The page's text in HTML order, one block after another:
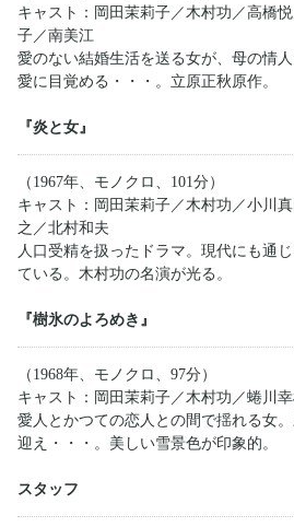
キャスト：岡田茉莉子／木村功／高橋
子／南美江
愛のない結婚生活を送る女が、母の情
愛に目覚める・・・。立原正秋原作。
『炎と女』
（1967年、モノクロ、101分）
キャスト：岡田茉莉子／木村功／小川
之／北村和夫
人口受精を扱ったドラマ。現代にも通
ている。木村功の名演が光る。
『樹氷のよろめき』
（1968年、モノクロ、97分）
キャスト：岡田茉莉子／木村功／蜷川
愛人とかつての恋人との間で揺れる女
迎え・・・。美しい雪景色が印象的。
スタッフ